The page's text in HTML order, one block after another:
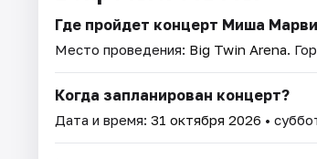
Где пройдет концерт Миша
Место проведения: Big Twin Arena.
Когда запланирован концерт?
Дата и время: 31 октября 2026 •